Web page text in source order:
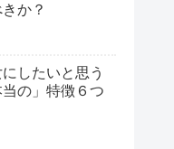
か？
したいと思う
の」特徴６つ